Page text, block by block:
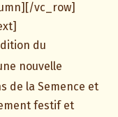
vc_row]
du
nouvelle
de la Semence et
festif et